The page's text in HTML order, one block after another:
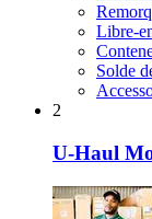
Libre-
Solde
2
U-Haul